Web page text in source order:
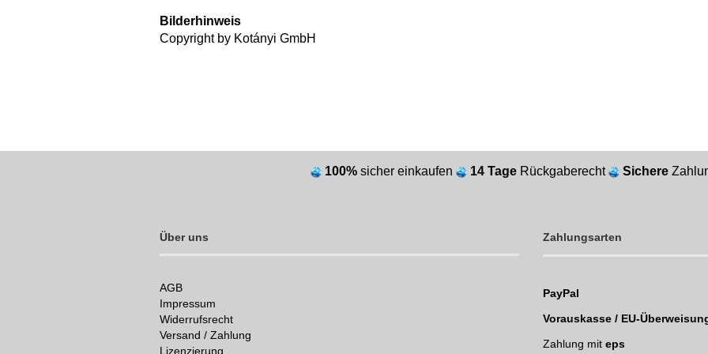
Bilderhinweis
Copyright by Kotányi GmbH
100% sicher einkaufen 14 Tage Rückgaberecht Sichere
Über uns
AGB
Impressum
Widerrufsrecht
Versand / Zahlung
Lizenzierung
Zahlungsarten
PayPal
Vorauskasse / EU-
Zahlung mit eps